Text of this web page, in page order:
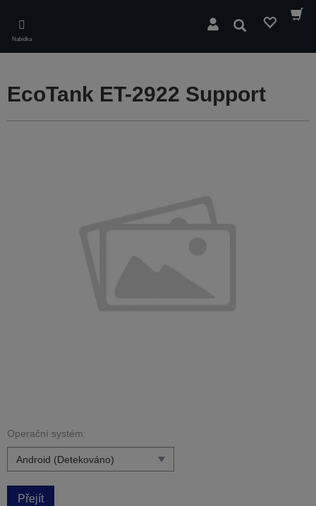
main
content
Nabídka
Hledat
EcoTank ET-2922 Support
Operační systém:
Přejít